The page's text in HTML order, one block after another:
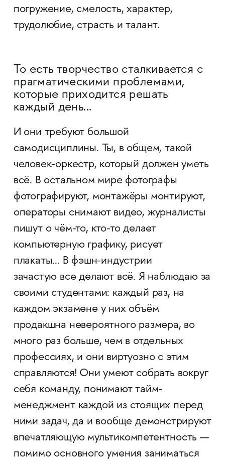
погружение, смелость, характер,
трудолюбие, страсть и талант.
То есть творчество сталкивается с
прагматическими проблемами,
которые приходится решать
каждый день...
И они требуют большой
самодисциплины. Ты, в общем, такой
человек-оркестр, который должен уметь
всё. В остальном мире фотографы
фотографируют, монтажёры монтируют,
операторы снимают видео, журналисты
пишут о чём-то, кто-то делает
компьютерную графику, рисует
плакаты... В фэшн-индустрии
зачастую все делают всё. Я наблюдаю за
своими студентами: каждый раз, на
каждом экзамене у них объём
продакшна невероятного размера, во
много раз больше, чем в отдельных
профессиях, и они виртуозно с этим
справляются! Они умеют собрать вокруг
себя команду, понимают тайм-
менеджмент каждой из стоящих перед
ними задач, да и вообще демонстрируют
впечатляющую мультикомпетентность —
помимо основного умения заниматься